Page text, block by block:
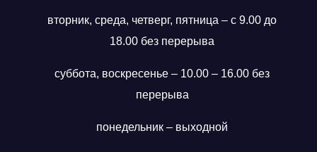
вторник, среда, четверг, пятница – с 9.00 до
18.00 без перерыва
суббота, воскресенье – 10.00 – 16.00 без
перерыва
понедельник – выходной